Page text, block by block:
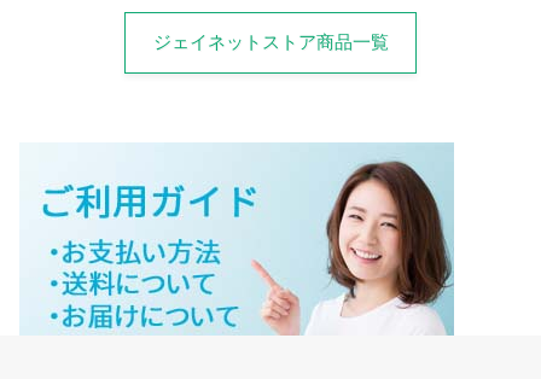
ジェイネットストア商品一覧